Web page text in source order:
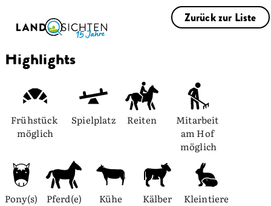
Zurück zur Liste
Highlights
Frühstück
möglich
Spielplatz Reiten
Mitarbeit
am Hof
möglich
Pony(s) Pferd(e) Kühe Kälber Kleintiere